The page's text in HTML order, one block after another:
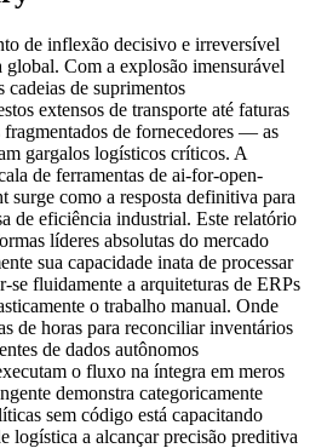
de inflexão decisivo e irreversível
global. Com a explosão imensurável
cadeias de suprimentos
extensos de transporte até faturas
de fornecedores — as
gargalos logísticos críticos. A
de ferramentas de ai-for-open-
surge como a resposta definitiva para
de eficiência industrial. Este relatório
líderes absolutas do mercado
sua capacidade inata de processar
se fluidamente a arquiteturas de ERPs
o trabalho manual. Onde
de horas para reconciliar inventários
de dados autônomos
o fluxo na íntegra em meros
demonstra categoricamente
sem código está capacitando
logística a alcançar precisão preditiva